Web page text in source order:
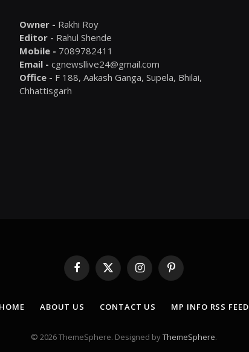
Owner - Rakhi Roy
Editor - Rahul Shende
Mobile - 7089782411
Email - cgnewsllive24@gmail.com
Office - F 188, Aakash Ganga, Supela, Bhilai,
Chhattisgarh
Facebook
X
(Twitter)
InstagramPinterest
HOME ABOUT US CONTACT US MP INFO RSS FEED
© 2026 ThemeSphere. Designed byThemeSphere.